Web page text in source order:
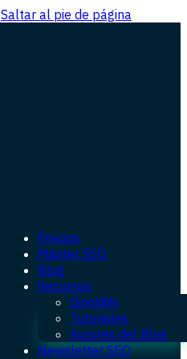
Saltar al pie de página
Precios
Máster SEO
Blog
Recursos
DinoWiki
Tutoriales
Autores del Blog
Newsletter SEO